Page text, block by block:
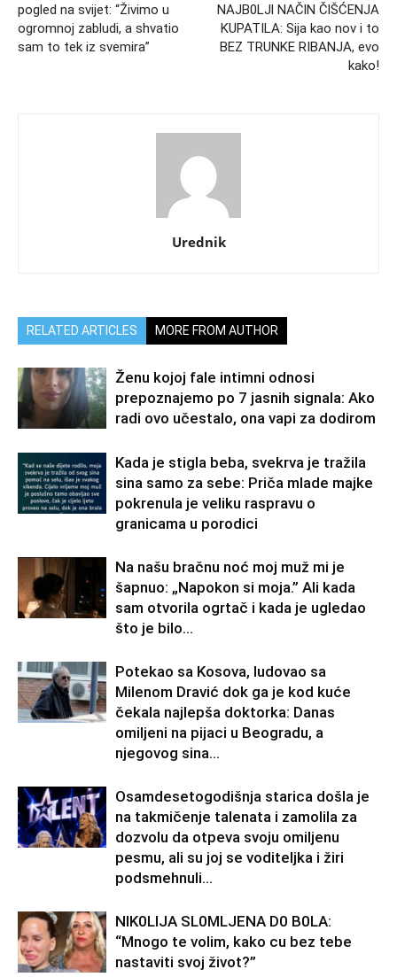
pogled na svijet: “Živimo u
ogromnoj zabludi, a shvatio
sam to tek iz svemira”
NAJB0LJl NAČlN ČlŠĆENJA
KUPATILA: Sija kao nov i to
BEZ TRUNKE RIBANJA, evo
kako!
Urednik
RELATED ARTICLES MORE FROM AUTHOR
Ženu kojoj fale intimni odnosi
prepoznajemo po 7 jasnih signala: Ako
radi ovo učestalo, ona vapi za dodirom
Kada je stigla beba, svekrva je tražila
sina samo za sebe: Priča mlade majke
pokrenula je veliku raspravu o
granicama u porodici
Na našu bračnu noć moj muž mi je
šapnuo: „Napokon si moja.” Ali kada
sam otvorila ogrtač i kada je ugledao
što je bilo...
Potekao sa Kosova, ludovao sa
Milenom Dravić dok ga je kod kuće
čekala najlepša doktorka: Danas
omiljeni na pijaci u Beogradu, a
njegovog sina...
Osamdesetogodišnja starica došla je
na takmičenje talenata i zamolila za
dozvolu da otpeva svoju omiljenu
pesmu, ali su joj se voditeljka i žiri
podsmehnuli...
NlK0LlJA SL0MLJENA D0 B0LA:
“Mnogo te volim, kako cu bez tebe
nastaviti svoj život?”